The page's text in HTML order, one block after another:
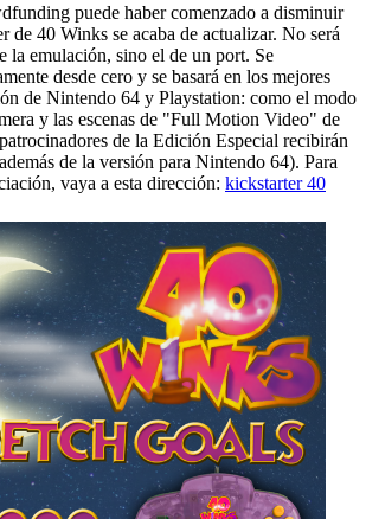
puede haber comenzado a disminuir
de 40 Winks se acaba de actualizar. No será
la emulación, sino el de un port. Se
desde cero y se basará en los mejores
de Nintendo 64 y Playstation: como el modo
y las escenas de "Full Motion Video" de
de la Edición Especial recibirán
de la versión para Nintendo 64). Para
vaya a esta dirección: kickstarter 40